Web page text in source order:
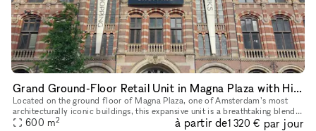
Grand Ground-Floor Retail Unit in Magna Plaza with Historic Detailing
Located on the ground floor of Magna Plaza, one of Amsterdam’s most
architecturally iconic buildings, this expansive unit is a breathtaking blend
of heritage architecture and retail-ready infrastruct
600 m2 à partir de1 320 € par jour